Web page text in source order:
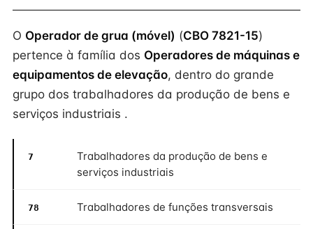
O Operador de grua (móvel) (CBO 7821-15)
pertence à família dos Operadores de máquinas e
equipamentos de elevação, dentro do grande
grupo dos trabalhadores da produção de bens e
serviços industriais .
7
Trabalhadores da produção de bens e
serviços industriais
78 Trabalhadores de funções transversais